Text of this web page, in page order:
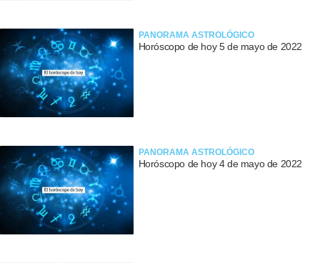
PANORAMA ASTROLÓGICO
Horóscopo de hoy 5 de mayo de 2022
PANORAMA ASTROLÓGICO
Horóscopo de hoy 4 de mayo de 2022